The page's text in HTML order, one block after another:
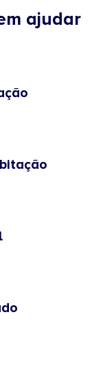
ajudar